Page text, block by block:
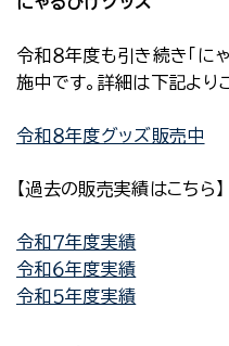
令和８年度も引き続き「に
施中です。詳細は下記より
令和８年度グッズ販売中
【過去の販売実績はこちら】
令和７年度実績
令和６年度実績
令和５年度実績